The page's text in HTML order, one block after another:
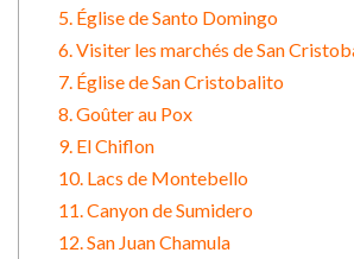
5. Église de Santo Domingo
6. Visiter les marchés de San
7. Église de San Cristobalito
8. Goûter au Pox
9. El Chiflon
10. Lacs de Montebello
11. Canyon de Sumidero
12. San Juan Chamula